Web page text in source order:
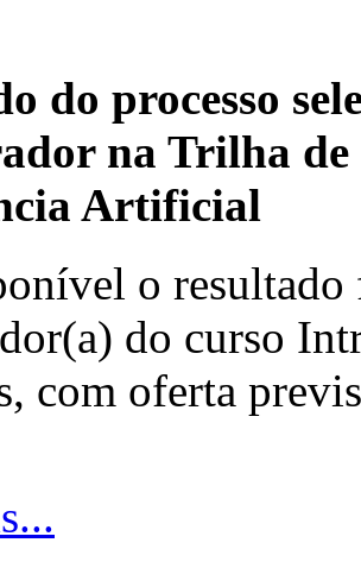
do processo
na Trilha de
Artificial
o resultado
do curso
com oferta